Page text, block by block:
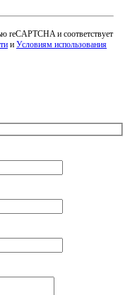
и соответствует
и Условиям использования